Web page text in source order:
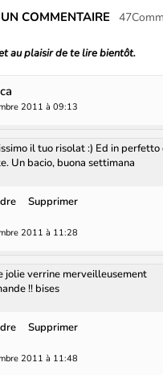
COMMENTAIRE
au plaisir de te lire bientôt.
2011 à 09:13
il tuo risolat :) Ed in perfetto
Un bacio, buona settimana
Supprimer
2011 à 11:28
jolie verrine merveilleusement
!! bises
Supprimer
2011 à 11:48